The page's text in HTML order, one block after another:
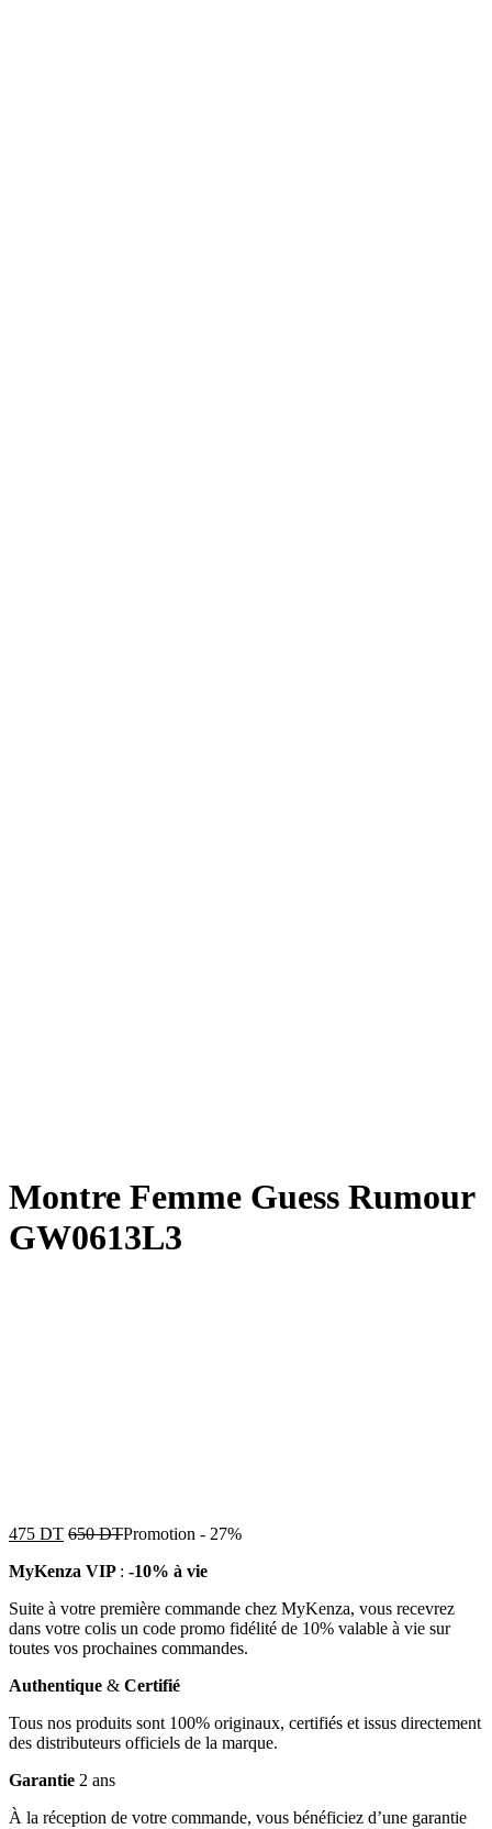
Montre Femme Guess Rumour
GW0613L3
475 DT 650DTPromotion - 27%
MyKenza VIP : -10% à vie
Suite à votre première commande chez MyKenza, vous recevrez
dans votre colis un code promo fidélité de 10% valable à vie sur
toutes vos prochaines commandes.
Authentique & Certifié
Tous nos produits sont 100% originaux, certifiés et issus directement
des distributeurs officiels de la marque.
Garantie 2 ans
À la réception de votre commande, vous bénéficiez d’une garantie